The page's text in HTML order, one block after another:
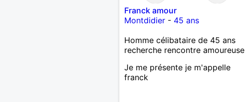
Franck amour
Montdidier- 45 ans
Homme célibataire de 45 ans
recherche rencontre amoureuse
Je me présente je m'appelle
franck